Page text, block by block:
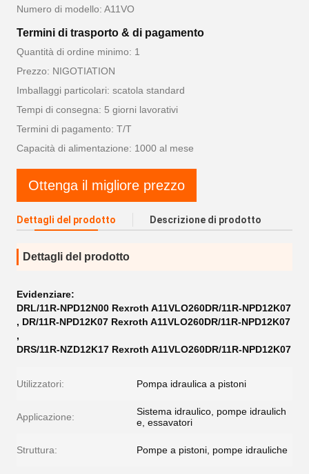
Numero di modello: A11VO
Termini di trasporto & di pagamento
Quantità di ordine minimo: 1
Prezzo: NIGOTIATION
Imballaggi particolari: scatola standard
Tempi di consegna: 5 giorni lavorativi
Termini di pagamento: T/T
Capacità di alimentazione: 1000 al mese
Ottenga il migliore prezzo
Dettagli del prodotto Descrizione di prodotto
Dettagli del prodotto
Evidenziare:
DRL/11R-NPD12N00 Rexroth A11VLO260DR/11R-NPD12K07
, DR/11R-NPD12K07 Rexroth A11VLO260DR/11R-NPD12K07
,
DRS/11R-NZD12K17 Rexroth A11VLO260DR/11R-NPD12K07
Utilizzatori: Pompa idraulica a pistoni
Applicazione:
Sistema idraulico, pompe idraulich
e, essavatori
Struttura: Pompe a pistoni, pompe idrauliche